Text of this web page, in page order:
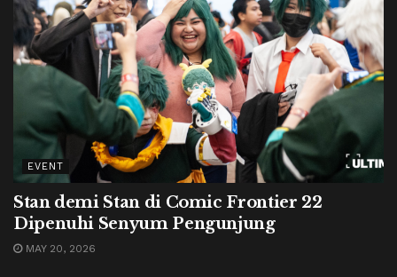
EVENT
Stan demi Stan di Comic Frontier 22
Dipenuhi Senyum Pengunjung
MAY 20, 2026